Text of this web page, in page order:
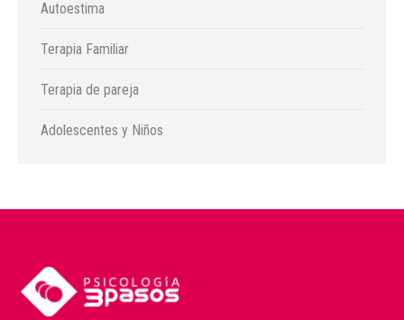
Autoestima
Terapia Familiar
Terapia de pareja
Adolescentes y Niños